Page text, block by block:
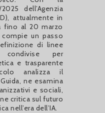
dell’Agenzia
attualmente in
fino al 20 marzo
un passo
di linee
per
e trasparente
analizza il
ne esamina
e sociali,
critica sul futuro
nell’era dell’IA.